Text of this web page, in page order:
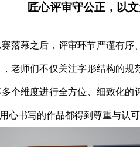
匠心评审守公正，以
落幕之后，评审环节严谨有
老师们不仅关注字形结构的
个维度进行全方位、细致化
心书写的作品都得到尊重与认